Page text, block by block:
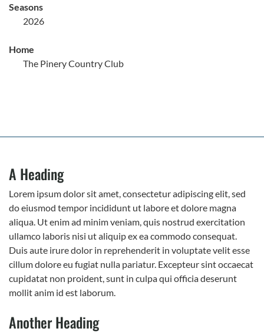
Seasons
2026
Home
The Pinery Country Club
A Heading
Lorem ipsum dolor sit amet, consectetur adipiscing elit, sed
do eiusmod tempor incididunt ut labore et dolore magna
aliqua. Ut enim ad minim veniam, quis nostrud exercitation
ullamco laboris nisi ut aliquip ex ea commodo consequat.
Duis aute irure dolor in reprehenderit in voluptate velit esse
cillum dolore eu fugiat nulla pariatur. Excepteur sint occaecat
cupidatat non proident, sunt in culpa qui officia deserunt
mollit anim id est laborum.
Another Heading